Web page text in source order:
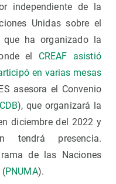
independiente de la
Unidas sobre el
que ha organizado la
el CREAF asistió
en varias mesas
asesora el Convenio
), que organizará la
diciembre del 2022 y
tendrá presencia.
de las Naciones
(PNUMA).